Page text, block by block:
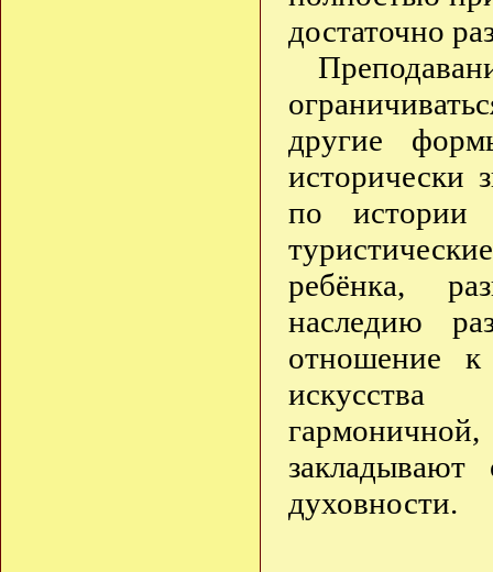
достаточно
другие
исторически
по истории
ребёнка,
наследию
отношение к
закладывают
духовности.